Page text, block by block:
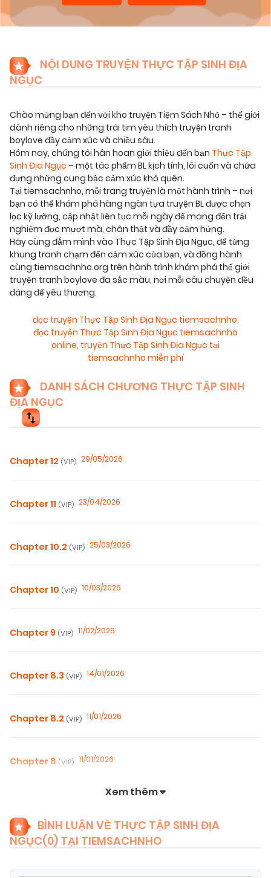
NỘI DUNG TRUYỆN THỰC TẬP SINH ĐỊA
NGỤC
Chào mừng bạn đến với kho truyện Tiệm Sách Nhỏ – thế giới
dành riêng cho những trái tim yêu thích truyện tranh
boylove đầy cảm xúc và chiều sâu.
Hôm nay, chúng tôi hân hoan giới thiệu đến bạn Thực Tập
Sinh Địa Ngục – một tác phẩm BL kịch tính, lôi cuốn và chứa
đựng những cung bậc cảm xúc khó quên.
Tại tiemsachnho, mỗi trang truyện là một hành trình – nơi
bạn có thể khám phá hàng ngàn tựa truyện BL được chọn
lọc kỹ lưỡng, cập nhật liên tục mỗi ngày để mang đến trải
nghiệm đọc mượt mà, chân thật và đầy cảm hứng.
Hãy cùng đắm mình vào Thực Tập Sinh Địa Ngục, để từng
khung tranh chạm đến cảm xúc của bạn, và đồng hành
cùng tiemsachnho.org trên hành trình khám phá thế giới
truyện tranh boylove đa sắc màu, nơi mỗi câu chuyện đều
đáng để yêu thương.
đọc truyện Thực Tập Sinh Địa Ngục tiemsachnho,
đọc truyện Thực Tập Sinh Địa Ngục tiemsachnho
online, truyện Thực Tập Sinh Địa Ngục tại
tiemsachnho miễn phí
DANH SÁCH CHƯƠNG THỰC TẬP SINH
ĐỊA NGỤC
Chapter 12 (VIP) 29/05/2026
Chapter 11 (VIP) 23/04/2026
Chapter 10.2 (VIP) 25/03/2026
Chapter 10 (VIP) 10/03/2026
Chapter 9 (VIP) 11/02/2026
Chapter 8.3 (VIP) 14/01/2026
Chapter 8.2 (VIP) 11/01/2026
Chapter 8 (VIP) 11/01/2026
Chapter 7.2 (VIP) 07/11/2025
Xem thêm
BÌNH LUẬN VỀ THỰC TẬP SINH ĐỊA
NGỤC(0) TẠI TIEMSACHNHO